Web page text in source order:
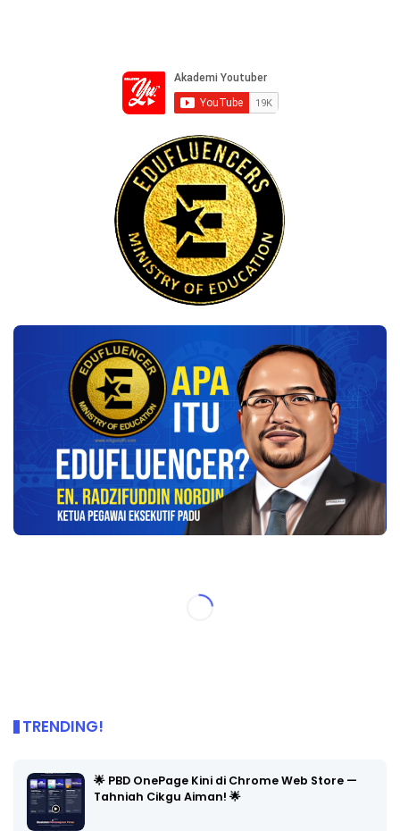
TRENDING!
🌟 PBD OnePage Kini di Chrome Web Store —
Tahniah Cikgu Aiman! 🌟